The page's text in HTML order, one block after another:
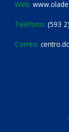
Web:
Teléfono: (593
Correo: